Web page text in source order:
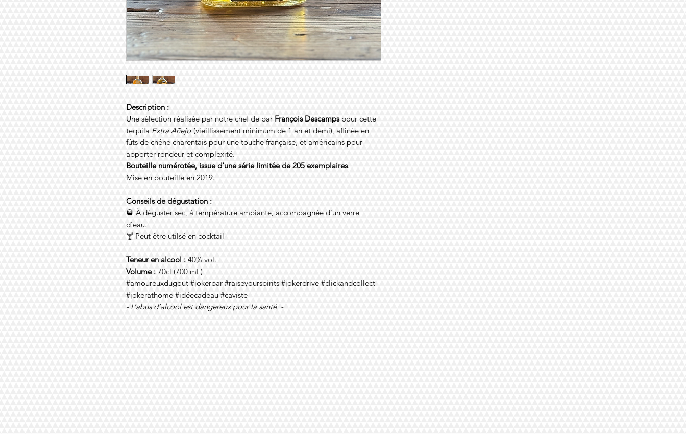
Description :
Une sélection réalisée par notre chef de bar François Descampspour cette
tequila Extra Añejo (vieillissement minimum de 1 an et demi), affinée en
fûts de chêne charentais pour une touche française, et américains pour
apporter rondeur et complexité.
Bouteille numérotée, issue d'une série limitée de 205 exemplaires.
Mise en bouteille en 2019.
Conseils de dégustation :
🥃 À déguster sec, à température ambiante, accompagnée d’un verre
d’eau.
🍸 Peut être utilsé en cocktail
Teneur en alcool : 40% vol.
Volume : 70cl (700 mL)
#amoureuxdugout #jokerbar #raiseyourspirits #jokerdrive #clickandcollect
#jokerathome #idéecadeau #caviste
- L’abus d’alcool est dangereux pour la santé. -